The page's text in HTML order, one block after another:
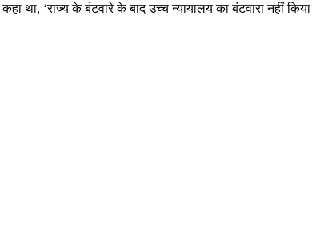
था, ‘राज्य के बंटवारे के बाद उच्च न्यायालय का बंटवारा नहीं